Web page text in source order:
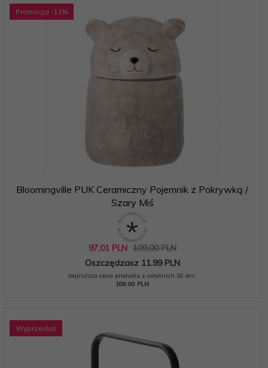
Promocja -11 %
Bloomingville PUK Ceramiczny Pojemnik z Pokrywką /
Szary Miś
97,01 PLN 109,00 PLN
Oszczędzasz 11.99 PLN
Najniższa cena produktu z ostatnich 30 dni:
109.00 PLN
Wyprzedaż